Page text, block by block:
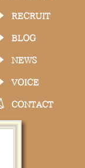
RECRUIT
BLOG
NEWS
VOICE
CONTACT